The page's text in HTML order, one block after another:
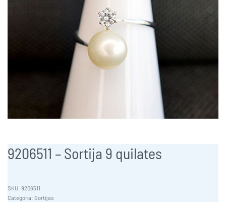
9206511 – Sortija 9 quilates
9206511
Categoría: Sortijas